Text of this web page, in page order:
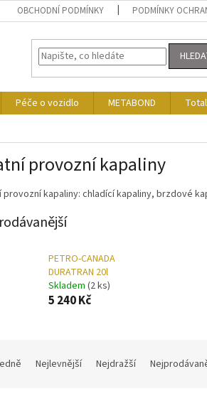
OBCHODNÍ PODMÍNKY PODMÍNKY
Péče o vozidlo METABOND
provozní kapaliny
kapaliny: chladící kapaliny, brzdové
PETRO-CANADA
DURATRAN 20l
Skladem (2 ks)
5 240 Kč
Nejlevnější Nejdražší